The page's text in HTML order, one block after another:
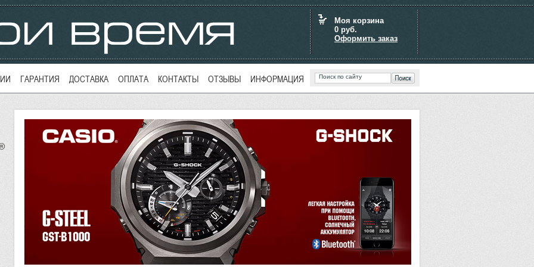
Моя корзина
0 руб.
Оформить заказ
ГАРАНТИЯ ДОСТАВКА ОПЛАТА КОНТАКТЫ ОТЗЫВЫ ИНФОРМАЦИЯ